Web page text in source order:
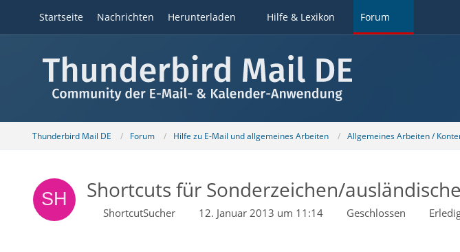
Startseite Nachrichten Herunterladen Hilfe & Lexikon Forum
Thunderbird Mail DE Forum Hilfe zu E-Mail und allgemeines Arbeiten Allgemeines Arbeiten /
Shortcuts für Sonderzeichen/
ShortcutSucher 12. Januar 2013 um 11:14 Geschlossen